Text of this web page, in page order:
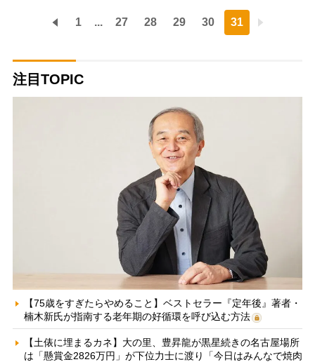
1 ... 27 28 29 30 31
注目TOPIC
【75歳をすぎたらやめること】ベストセラー『定年後』著者・
楠木新氏が指南する老年期の好循環を呼び込む方法
【土俵に埋まるカネ】大の里、豊昇龍が黒星続きの名古屋場所
は「懸賞金2826万円」が下位力士に渡り「今日はみんなで焼肉